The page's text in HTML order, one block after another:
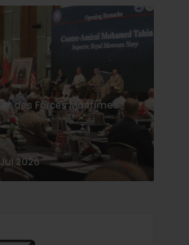
des Forces Maritimes
Jul 2026